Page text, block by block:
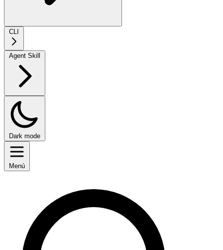
CLI
Agent Skill
Dark mode
Menú